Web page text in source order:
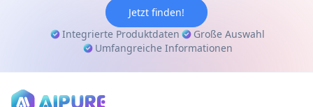
Jetzt finden!
Integrierte Produktdaten
Große Auswahl
Umfangreiche Informationen